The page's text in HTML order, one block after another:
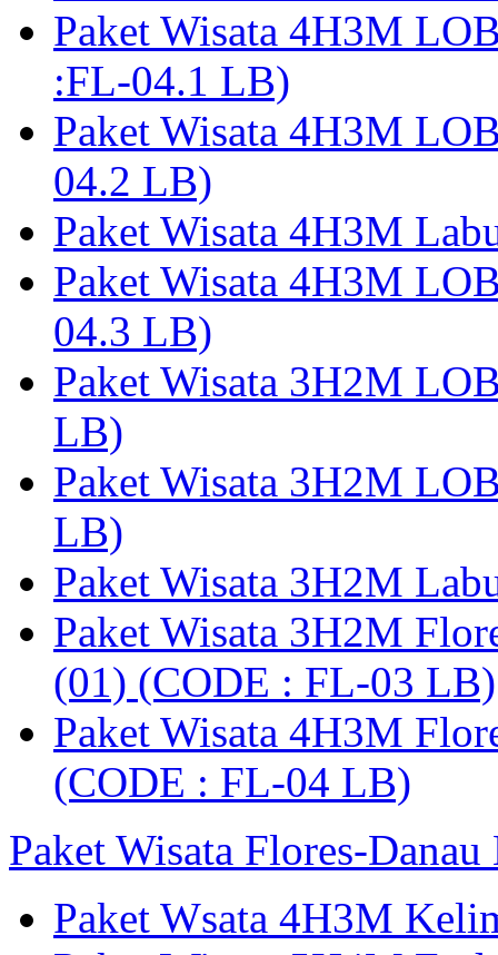
Paket Wisata 4H3M
:FL-04.1 LB)
Paket Wisata 4H3M
04.2 LB)
Paket Wisata 4H3M
Paket Wisata 4H3M
04.3 LB)
Paket Wisata 3H2M
LB)
Paket Wisata 3H2M
LB)
Paket Wisata 3H2M
Paket Wisata 3H2M
(01) (CODE : FL-03 LB)
Paket Wisata 4H3M
(CODE : FL-04 LB)
Paket Wisata Flores-
Paket Wsata 4H3M